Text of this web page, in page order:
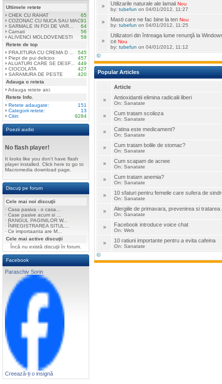
Ultimele retete
CHEK CU RAHAT
65
COZONAC CU NUCA SAU MAC91
SARMALE IN FOI DE VAR...
64
Carnati
56
ALIVENCI MOLDOVENESTI
59
Retete de top
PRAJITURA CU CREMA D ...
545
Piept de pui delicios
457
ALUATURI CARE SE DESF...
449
CIOCOLATA
427
SARAMURA DE PESTE
420
Adauga o reteta
Adauga retete aici
Retete Info.
Retete adaugate:
151
Categorii retete:
13
Citiri:
9284
Poezii audio
No flash player!
It looks like you don't have flash
player installed. Click here to go to
Macromedia download page.
Discuţi pe forum
Cele mai noi discuţii
· Casa pasiva - o casa...
· Case pasive acum si ...
· RANGUL PAGINILOR W...
· ÎNREGISTRAREA SITUL...
· Ce importaanta are M...
Cele mai active discuţii
Încă nu există discuţii în forum.
Facebook
Paraschiv Sorin
Creează-ți o insignă
» Utilizarile naturale ale lamaii Nou
by: tubefun on 04/01/2012, 11:27
» Masti care ne fac bine la ten Nou
by: tubefun on 04/01/2012, 11:25
»
Utilizatori din întreaga lume renunţă la
ce Nou
by: tubefun on 04/01/2012, 11:12
©
Popular Articles
Article
» Antioxidantii elimina radicalii liberi
On: Sanatate
» Cum tratam scolioza
On: Sanatate
» Catina este medicament?
On: Sanatate
» Cum tratam bolile de stomac?
On: Sanatate
» Cum scapam de acnee
On: Sanatate
» Cum tratam anemia?
On: Sanatate
» 10 sfaturi pentru femeile care sufera de
On: Sanatate
» Alergiile de primavara, prevenirea si tratarea
On: Sanatate
» Facebook introduce voice chat
On: Web
» 10 ratiuni importante pentru a evita cafeina
On: Sanatate
©